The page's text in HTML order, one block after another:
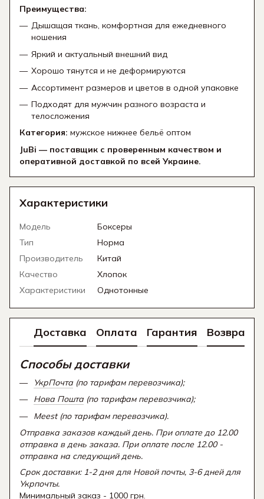
Преимущества:
Дышащая ткань, комфортная для ежедневного
ношения
Яркий и актуальный внешний вид
Хорошо тянутся и не деформируются
Ассортимент размеров и цветов в одной упаковке
Подходят для мужчин разного возраста и
телосложения
Категория: мужское нижнее бельё оптом
JuBi — поставщик с проверенным качеством и
оперативной доставкой по всей Украине.
Характеристики
Модель
Боксеры
Тип
Норма
Производитель
Китай
Качество
Хлопок
Характеристики
Однотонные
Доставка Оплата Гарантия Возврат
Способы доставки
УкрПочта (по тарифам перевозчика);
Нова Пошта (по тарифам перевозчика);
Meest (по тарифам перевозчика).
Отправка заказов каждый день. При оплате до 12.00
отправка в день заказа. При оплате после 12.00 -
отправка на следующий день.
Срок доставки: 1-2 дня для Новой почты, 3-6 дней для
Укрпочты.
Минимальный заказ - 1000 грн.